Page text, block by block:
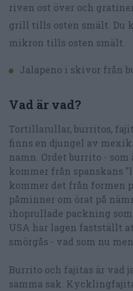
riven ost över och
grill tills osten smält. Du
mikron tills osten smält.
Jalapeno i skivor från
Vad är vad?
Tortillarullar, burritos,
finns en djungel av
namn. Ordet burrito -
kommer från spanskans
kommer det från formen
påminner om örat på
ihoprullade packning som
USA har lagen fastställt
smörgås - vad som nu
Burrito och fajitas är vad
samma sak.